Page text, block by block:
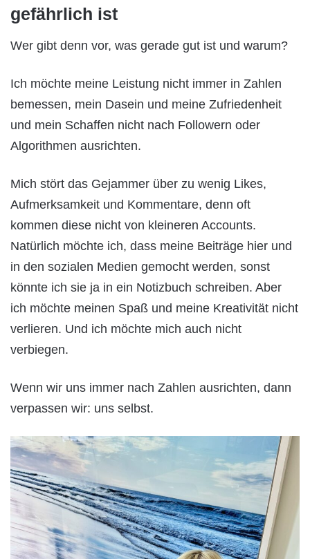
gefährlich ist
Wer gibt denn vor, was gerade gut ist und warum?
Ich möchte meine Leistung nicht immer in Zahlen
bemessen, mein Dasein und meine Zufriedenheit
und mein Schaffen nicht nach Followern oder
Algorithmen ausrichten.
Mich stört das Gejammer über zu wenig Likes,
Aufmerksamkeit und Kommentare, denn oft
kommen diese nicht von kleineren Accounts.
Natürlich möchte ich, dass meine Beiträge hier und
in den sozialen Medien gemocht werden, sonst
könnte ich sie ja in ein Notizbuch schreiben. Aber
ich möchte meinen Spaß und meine Kreativität nicht
verlieren. Und ich möchte mich auch nicht
verbiegen.
Wenn wir uns immer nach Zahlen ausrichten, dann
verpassen wir: uns selbst.